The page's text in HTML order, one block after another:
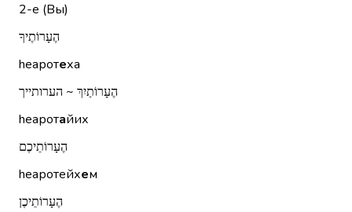
2-е (Вы)
הֶעָרוֹתֶיךָ
hеаротеха
הֶעָרוֹתַיִךְ ~ הערותייך
hеаротайих
הֶעָרוֹתֵיכֶם
hеаротейхем
הֶעָרוֹתֵיכֶן